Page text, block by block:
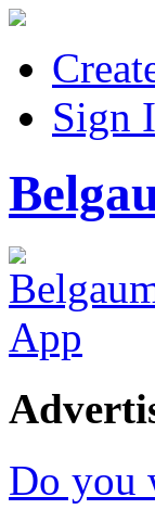
Sign
Do you